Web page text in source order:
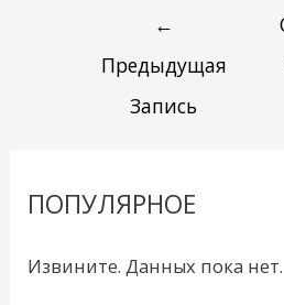
←
Предыдущая
Запись
ПОПУЛЯРНОЕ
Извините. Данных пока нет.